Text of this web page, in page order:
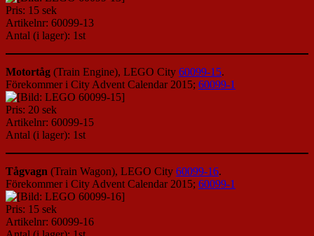
Pris: 15 sek
Artikelnr: 60099-13
Antal (i lager): 1st
Motortåg (Train Engine), LEGO City 60099-15.
Förekommer i City Advent Calendar 2015; 60099-1
Pris: 20 sek
Artikelnr: 60099-15
Antal (i lager): 1st
Tågvagn (Train Wagon), LEGO City 60099-16.
Förekommer i City Advent Calendar 2015; 60099-1
Pris: 15 sek
Artikelnr: 60099-16